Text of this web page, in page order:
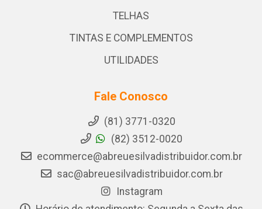
TELHAS
TINTAS E COMPLEMENTOS
UTILIDADES
Fale Conosco
(81) 3771-0320
(82) 3512-0020
ecommerce@abreuesilvadistribuidor.com.br
sac@abreuesilvadistribuidor.com.br
Instagram